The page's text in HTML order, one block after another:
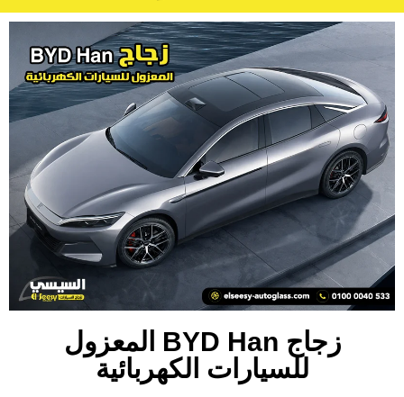
زجاج BYD Han المعزول
للسيارات الكهربائية